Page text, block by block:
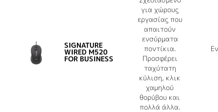
Business περιέχουν τουλάχιστον 71%
πιστοποιημένο πλαστικό που ανακυκλώνεται
Εξαιρείται το τυπωμένο
ώστε το πλαστικό από
παλιές καταναλωτικές ηλεκτρονικές συσκευές να
αξιοποιείται ξανά μετά το τέλος του κύκλου
ζωής τους και να μειωθεί το αποτύπωμα άνθρακα
των προϊόντων μας
SIGNATURE
WIRED M520
FOR BUSINESS
για χώρους
εργασίας που
απαιτούν
ενσύρματα
ποντίκια.
Προσφέρει
ταχύτατη
κύλιση, κλικ
χαμηλού
θορύβου και
πολλά άλλα.